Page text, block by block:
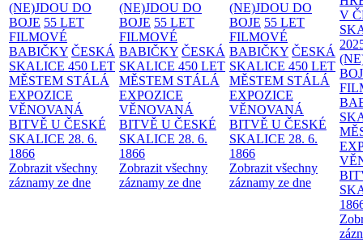
(NE)JDOU DO
BOJE 55 LET
FILMOVÉ
BABIČKY ČESKÁ
SKALICE 450 LET
MĚSTEM STÁLÁ
EXPOZICE
VĚNOVANÁ
BITVĚ U ČESKÉ
SKALICE 28. 6.
1866
Zobrazit všechny
záznamy ze dne
(NE)JDOU DO
BOJE 55 LET
FILMOVÉ
BABIČKY ČESKÁ
SKALICE 450 LET
MĚSTEM STÁLÁ
EXPOZICE
VĚNOVANÁ
BITVĚ U ČESKÉ
SKALICE 28. 6.
1866
Zobrazit všechny
záznamy ze dne
(NE)JDOU DO
BOJE 55 LET
FILMOVÉ
BABIČKY ČESKÁ
SKALICE 450 LET
MĚSTEM STÁLÁ
EXPOZICE
VĚNOVANÁ
BITVĚ U ČESKÉ
SKALICE 28. 6.
1866
Zobrazit všechny
záznamy ze dne
V